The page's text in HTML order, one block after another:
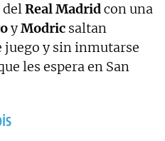
delReal Madridcon una
yModric saltan
y sin inmutarse
les espera en San